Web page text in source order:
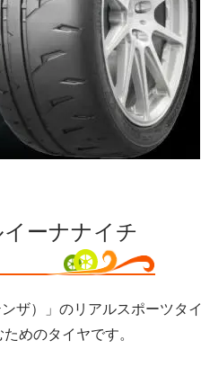
ーナナイチ
ザ）」のリアルスポーツタイ
めのタイヤです。